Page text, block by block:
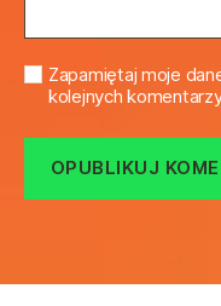
Zapamiętaj moje
kolejnych